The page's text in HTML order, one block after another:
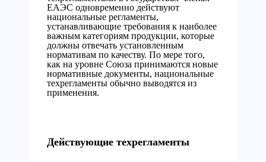
ЕАЭС одновременно действуют
национальные регламенты,
устанавливающие требования к наиболее
важным категориям продукции, которые
должны отвечать установленным
нормативам по качеству. По мере того,
как на уровне Союза принимаются новые
нормативные документы, национальные
техрегламенты обычно выводятся из
применения.
Действующие техрегламенты